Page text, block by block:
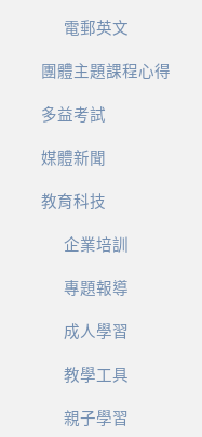
電郵英文
團體主題課程心得
多益考試
媒體新聞
教育科技
企業培訓
專題報導
成人學習
教學工具
親子學習